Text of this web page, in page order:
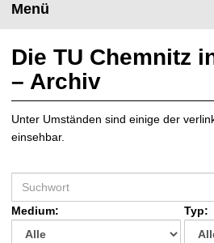
m
H
e
a
u
f
r
u
f
e
Menü
Die TU Chemnitz
– Archiv
Unter Umständen sind einige der
einsehbar.
u
c
Medium: Typ: